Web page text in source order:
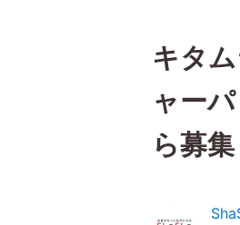
キタ
ャー
ら募集